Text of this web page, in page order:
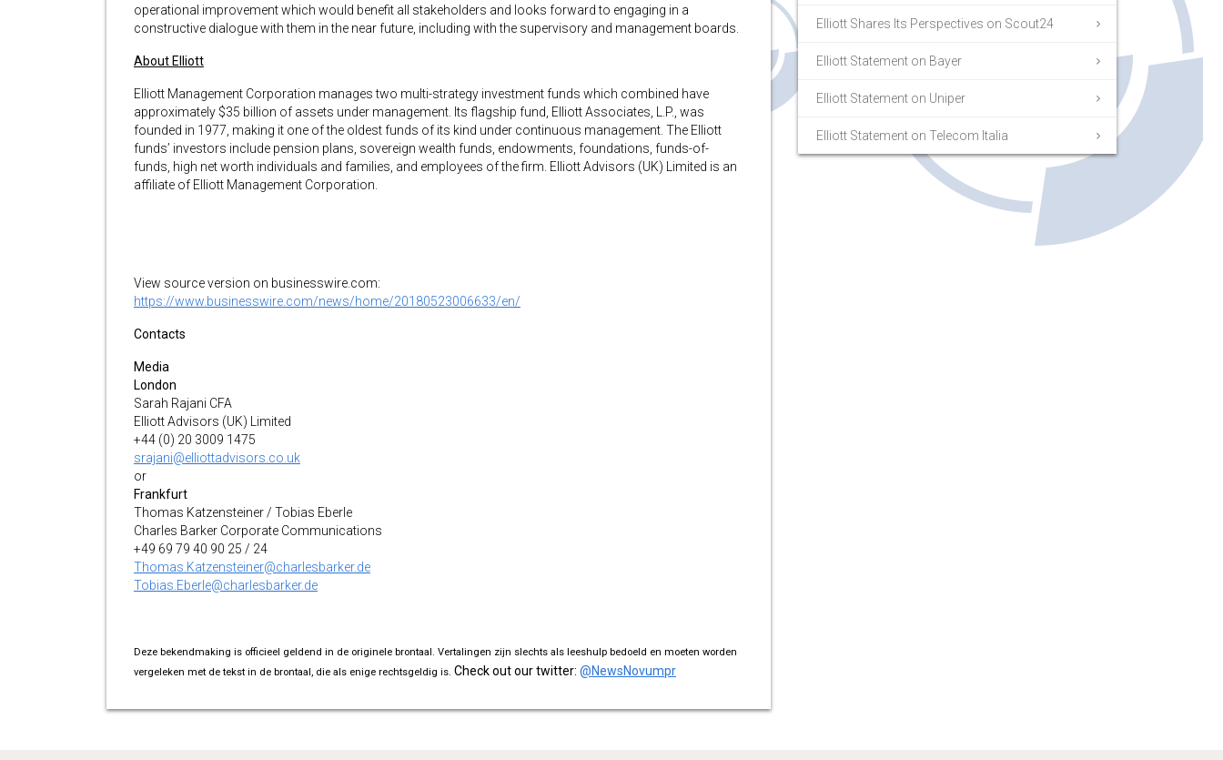
operational improvement which would benefit all stakeholders and looks forward to engaging in a
constructive dialogue with them in the near future, including with the supervisory and management boards.
About Elliott
Elliott Management Corporation manages two multi-strategy investment funds which combined have
approximately $35 billion of assets under management. Its flagship fund, Elliott Associates, L.P., was
founded in 1977, making it one of the oldest funds of its kind under continuous management. The Elliott
funds’ investors include pension plans, sovereign wealth funds, endowments, foundations, funds-of-
funds, high net worth individuals and families, and employees of the firm. Elliott Advisors (UK) Limited is an
affiliate of Elliott Management Corporation.
View source version on businesswire.com:
https://www.businesswire.com/news/home/20180523006633/en/
Contacts
Media
London
Sarah Rajani CFA
Elliott Advisors (UK) Limited
+44 (0) 20 3009 1475
srajani@elliottadvisors.co.uk
or
Frankfurt
Thomas Katzensteiner / Tobias Eberle
Charles Barker Corporate Communications
+49 69 79 40 90 25 / 24
Thomas.Katzensteiner@charlesbarker.de
Tobias.Eberle@charlesbarker.de
Deze bekendmaking is officieel geldend in de originele brontaal. Vertalingen zijn slechts als leeshulp bedoeld en moeten worden
vergeleken met de tekst in de brontaal, die als enige rechtsgeldig is. Check out our twitter: @NewsNovumpr
Elliott Shares Its Perspectives on Scout24
Elliott Statement on Bayer
Elliott Statement on Uniper
Elliott Statement on Telecom Italia